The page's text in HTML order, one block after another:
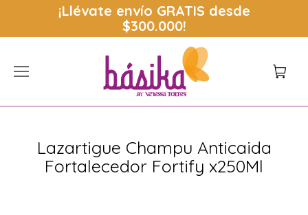
¡Llévate envío GRATIS desde
$300.000!
Lazartigue Champu Anticaida
Fortalecedor Fortify x250Ml